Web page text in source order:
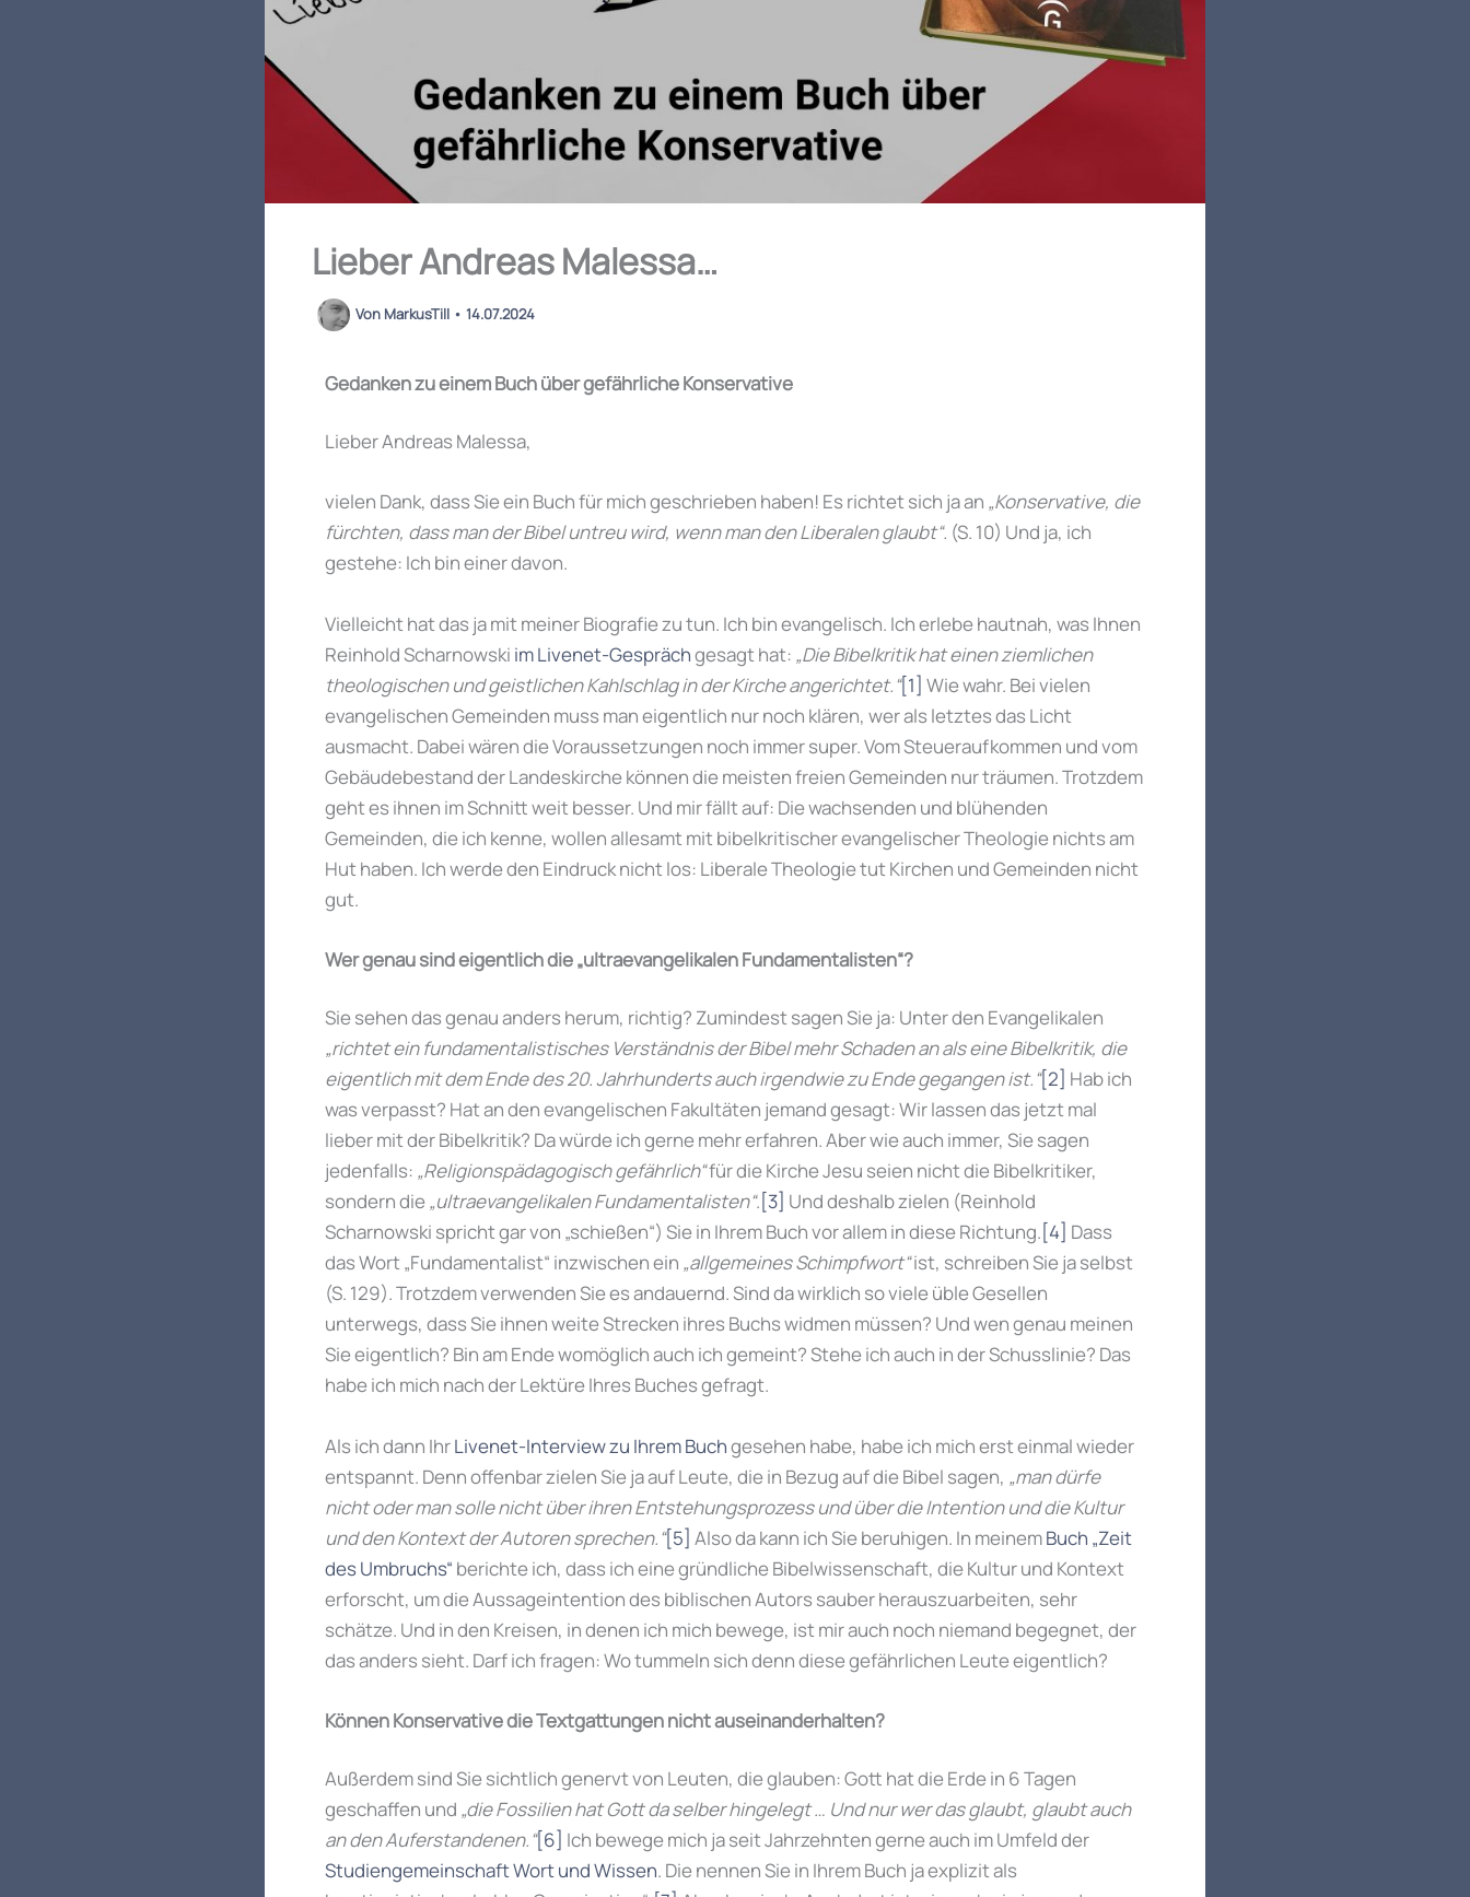
Lieber Andreas Malessa…
Von MarkusTill • 14.07.2024
Gedanken zu einem Buch über gefährliche Konservative
Lieber Andreas Malessa,
vielen Dank, dass Sie ein Buch für mich geschrieben haben! Es richtet sich ja an „Konservative, die
fürchten, dass man der Bibel untreu wird, wenn man den Liberalen glaubt“. (S. 10) Und ja, ich
gestehe: Ich bin einer davon.
Vielleicht hat das ja mit meiner Biografie zu tun. Ich bin evangelisch. Ich erlebe hautnah, was Ihnen
Reinhold Scharnowski im Livenet-Gesprächgesagt hat: „Die Bibelkritik hat einen ziemlichen
theologischen und geistlichen Kahlschlag in der Kirche angerichtet.“[1] Wie wahr. Bei vielen
evangelischen Gemeinden muss man eigentlich nur noch klären, wer als letztes das Licht
ausmacht. Dabei wären die Voraussetzungen noch immer super. Vom Steueraufkommen und vom
Gebäudebestand der Landeskirche können die meisten freien Gemeinden nur träumen. Trotzdem
geht es ihnen im Schnitt weit besser. Und mir fällt auf: Die wachsenden und blühenden
Gemeinden, die ich kenne, wollen allesamt mit bibelkritischer evangelischer Theologie nichts am
Hut haben. Ich werde den Eindruck nicht los: Liberale Theologie tut Kirchen und Gemeinden nicht
gut.
Wer genau sind eigentlich die „ultraevangelikalen Fundamentalisten“?
Sie sehen das genau anders herum, richtig? Zumindest sagen Sie ja: Unter den Evangelikalen
„richtet ein fundamentalistisches Verständnis der Bibel mehr Schaden an als eine Bibelkritik, die
eigentlich mit dem Ende des 20. Jahrhunderts auch irgendwie zu Ende gegangen ist.“[2] Hab ich
was verpasst? Hat an den evangelischen Fakultäten jemand gesagt: Wir lassen das jetzt mal
lieber mit der Bibelkritik? Da würde ich gerne mehr erfahren. Aber wie auch immer, Sie sagen
jedenfalls: „Religionspädagogisch gefährlich“für die Kirche Jesu seien nicht die Bibelkritiker,
sondern die „ultraevangelikalen Fundamentalisten“.[3] Und deshalb zielen (Reinhold
Scharnowski spricht gar von „schießen“) Sie in Ihrem Buch vor allem in diese Richtung.[4] Dass
das Wort „Fundamentalist“ inzwischen ein „allgemeines Schimpfwort“ist, schreiben Sie ja selbst
(S. 129). Trotzdem verwenden Sie es andauernd. Sind da wirklich so viele üble Gesellen
unterwegs, dass Sie ihnen weite Strecken ihres Buchs widmen müssen? Und wen genau meinen
Sie eigentlich? Bin am Ende womöglich auch ich gemeint? Stehe ich auch in der Schusslinie? Das
habe ich mich nach der Lektüre Ihres Buches gefragt.
Als ich dann IhrLivenet-Interview zu Ihrem Buchgesehen habe, habe ich mich erst einmal wieder
entspannt. Denn offenbar zielen Sie ja auf Leute, die in Bezug auf die Bibel sagen, „man dürfe
nicht oder man solle nicht über ihren Entstehungsprozess und über die Intention und die Kultur
und den Kontext der Autoren sprechen.“[5] Also da kann ich Sie beruhigen. In meinemBuch „Zeit
des Umbruchs“ berichte ich, dass ich eine gründliche Bibelwissenschaft, die Kultur und Kontext
erforscht, um die Aussageintention des biblischen Autors sauber herauszuarbeiten, sehr
schätze. Und in den Kreisen, in denen ich mich bewege, ist mir auch noch niemand begegnet, der
das anders sieht. Darf ich fragen: Wo tummeln sich denn diese gefährlichen Leute eigentlich?
Können Konservative die Textgattungen nicht auseinanderhalten?
Außerdem sind Sie sichtlich genervt von Leuten, die glauben: Gott hat die Erde in 6 Tagen
geschaffen und „die Fossilien hat Gott da selber hingelegt … Und nur wer das glaubt, glaubt auch
an den Auferstandenen.“[6] Ich bewege mich ja seit Jahrzehnten gerne auch im Umfeld der
Studiengemeinschaft Wort und Wissen. Die nennen Sie in Ihrem Buch ja explizit als